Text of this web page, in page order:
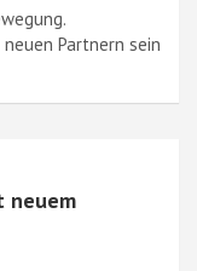
neuen Partnern sein
neuem